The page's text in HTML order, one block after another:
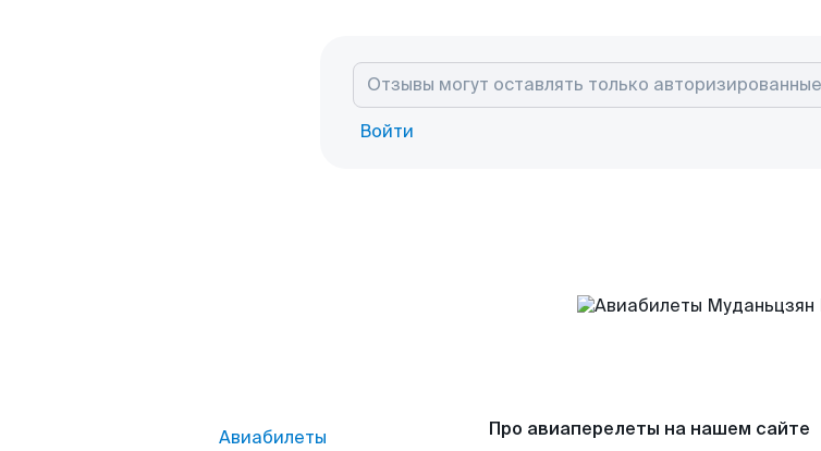
Войти
Авиабилеты
Про авиаперелеты на нашем сайте